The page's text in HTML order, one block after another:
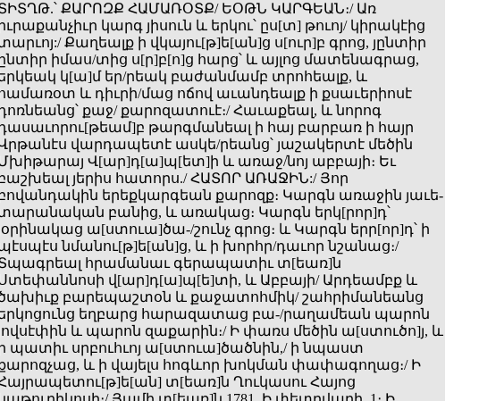
ՔԱՐՈԶՔ ՀԱՄԱՌՕՏՔ/ ԵՕԹՆ ԿԱՐԳԵԱՆ։/ Առ
իւրաքանչիւր կարգ յիսուն և երկու՝ ըս[տ] թուոյ/ կիրակէից
Քաղեալք ի վկայու[թ]ե[ան]ց ս[ուր]բ գրոց, յընտիր
իմաս/տից ս[ր]բ[ո]ց հարց՝ և այլոց մատենագրաց,
կ[ա]մ եր/րեակ բաժանմամբ տրոհեալք, և
համառօտ և դիւրի/մաց ոճով աւանդեալք ի քսաւերիոսէ
քաջ/ քարոզատուէ։/ Հաւաքեալ, և նորոգ
թարգմանեալ ի հայ բարբառ ի հայր
վարդապետէ ասկե/րեանց՝ յաշակերտէ մեծին
Վ[ար]դ[ա]պ[ետ]ի և առաջ/նոյ աբբայի։ Եւ
յերիս հատորս./ ՀԱՏՈՐ ԱՌԱՋԻՆ:/ Յոր
երեքկարգեան քարոզք։ Կարգն առաջին յաւե-
բանից, և առակաց։ Կարգն երկ[րոր]դ՝
ա[ստուա]ծա-/շունչ գրոց։ և Կարգն երր[որ]դ՝ ի
նմանու[թ]ե[ան]ց, և ի խորհր/դաւոր նշանաց։/
հրամանաւ գերապատիւ տ[եառ]ն
վ[ար]դ[ա]պ[ե]տի, և Աբբայի/ Արդեամբք և
բարեպաշտօն և քաջատոհմիկ/ շահրիմանեանց
եղբարց հարազատաց բա-/րաղամեան պարոն
և պարոն զաքարին։/ Ի փառս մեծին ա[ստուծո]յ, և
ի պատիւ սրբուհւոյ ա[ստուա]ծածնին,/ ի նպաստ
և ի վայելս հոգևոր խոկման փափագողաց։/ Ի
տ[եառ]ն Ղուկասու Հայոց